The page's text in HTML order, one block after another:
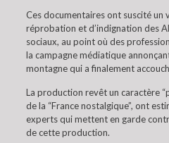
Ces documentaires ont suscité un
réprobation et d’indignation des
sociaux, au point où des
la campagne médiatique
montagne qui a finalement
La production revêt un caractère
de la “France nostalgique”, ont
experts qui mettent en garde
de cette production.